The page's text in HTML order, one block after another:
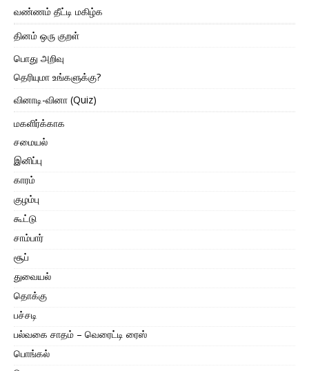
வண்ணம் தீட்டி மகிழ்க
தினம் ஒரு குறள்
பொது அறிவு
தெரியுமா உங்களுக்கு?
வினாடி-வினா (Quiz)
மகளிர்க்காக
சமையல்
இனிப்பு
காரம்
குழம்பு
கூட்டு
சாம்பார்
சூப்
துவையல்
தொக்கு
பச்சடி
பல்வகை சாதம் – வெரைட்டி ரைஸ்
பொங்கல்